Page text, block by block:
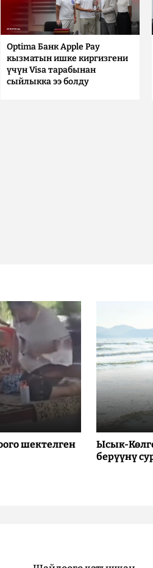
Optima Банк Apple Pay
кызматын ишке киргизгени
үчүн Visa тарабынан
сыйлыкка ээ болду
шектелген
Ысык-
берүүнү